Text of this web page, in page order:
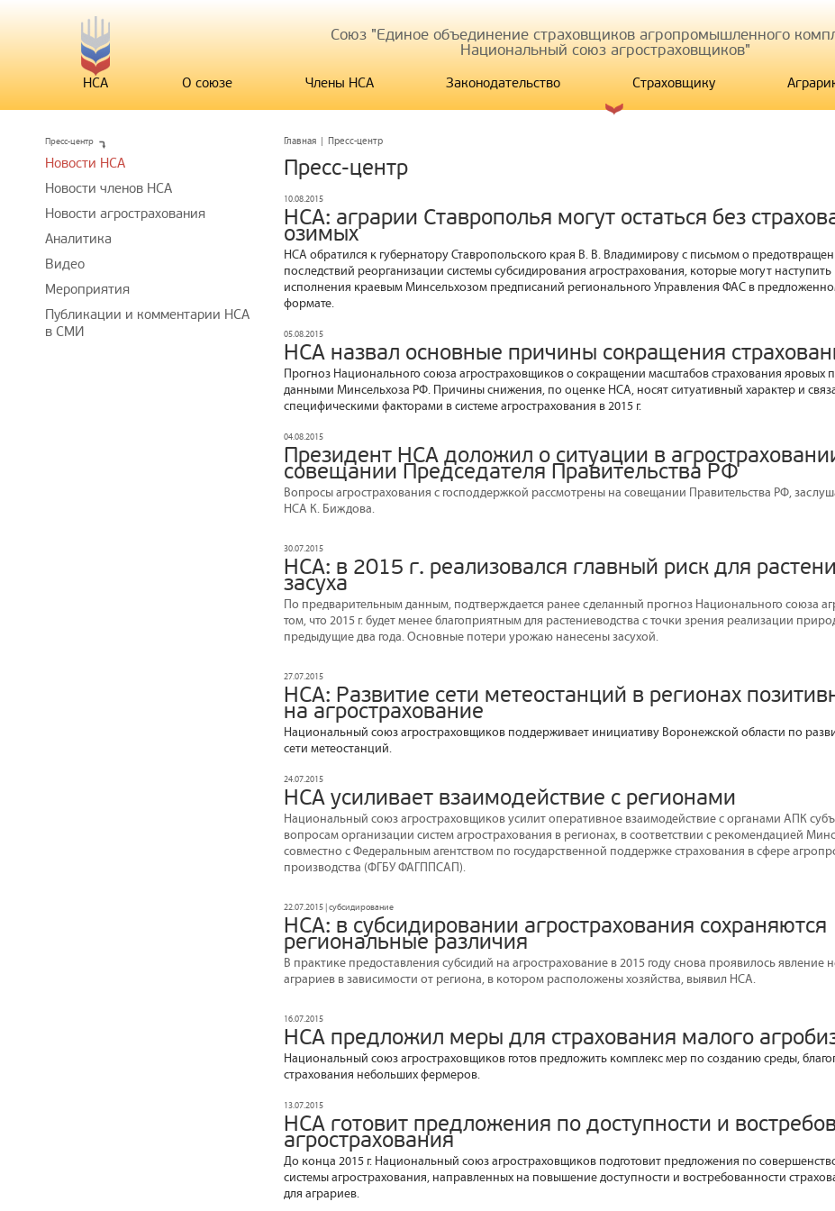
Союз "Единое объединение страховщиков агропромышленного
Национальный союз агростраховщиков"
НСА О союзе Члены НСА Законодательство Страховщику
Главная | Пресс-центр
Пресс-центр
10.08.2015
НСА: аграрии Ставрополья могут остаться без
озимых
НСА обратился к губернатору Ставропольского края В. В. Владимирову с письмом о
последствий реорганизации системы субсидирования агрострахования, которые могут наступить
исполнения краевым Минсельхозом предписаний регионального Управления ФАС в
формате.
05.08.2015
НСА назвал основные причины сокращения
Прогноз Национального союза агростраховщиков о сокращении масштабов страхования яровых
данными Минсельхоза РФ. Причины снижения, по оценке НСА, носят ситуативный характер и
специфическими факторами в системе агрострахования в 2015 г.
04.08.2015
Президент НСА доложил о ситуации в
совещании Председателя Правительства РФ
Вопросы агрострахования с господдержкой рассмотрены на совещании Правительства РФ,
НСА К. Биждова.
30.07.2015
НСА: в 2015 г. реализовался главный риск для
засуха
По предварительным данным, подтверждается ранее сделанный прогноз Национального союза
том, что 2015 г. будет менее благоприятным для растениеводства с точки зрения реализации
предыдущие два года. Основные потери урожаю нанесены засухой.
27.07.2015
НСА: Развитие сети метеостанций в регионах
на агрострахование
Национальный союз агростраховщиков поддерживает инициативу Воронежской области по
сети метеостанций.
24.07.2015
НСА усиливает взаимодействие с регионами
Национальный союз агростраховщиков усилит оперативное взаимодействие с органами АПК
вопросам организации систем агрострахования в регионах, в соответствии с рекомендацией
совместно с Федеральным агентством по государственной поддержке страхования в сфере
производства (ФГБУ ФАГППСАП).
22.07.2015 | субсидирование
НСА: в субсидировании агрострахования сохраняются
региональные различия
В практике предоставления субсидий на агрострахование в 2015 году снова проявилось явление
аграриев в зависимости от региона, в котором расположены хозяйства, выявил НСА.
16.07.2015
НСА предложил меры для страхования малого
Национальный союз агростраховщиков готов предложить комплекс мер по созданию среды,
страхования небольших фермеров.
13.07.2015
НСА готовит предложения по доступности и
агрострахования
До конца 2015 г. Национальный союз агростраховщиков подготовит предложения по
системы агрострахования, направленных на повышение доступности и востребованности
для аграриев.
Пресс-центр
Новости НСА
Новости членов НСА
Новости агрострахования
Аналитика
Видео
Мероприятия
Публикации и комментарии НСА
в СМИ